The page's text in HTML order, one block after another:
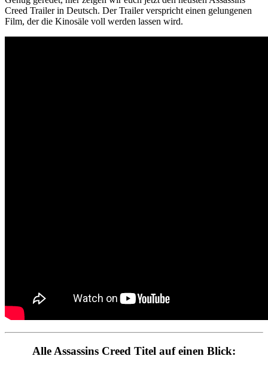
Creed Trailer in Deutsch. Der Trailer verspricht einen gelungenen
Film, der die Kinosäle voll werden lassen wird.
Alle Assassins Creed Titel auf einen Blick: